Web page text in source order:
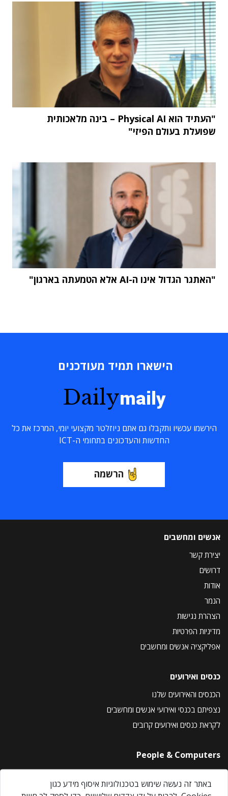
"העתיד הוא Physical AI – בינה מלאכותית
שפועלת בעולם הפיזי"
"האתגר הגדול אינו ה-AI אלא הטמעתה בארגון"
הישארו תמיד מעודכנים
Dailymaily
הירשמו עכשיו ותקבלו גם אתם ניוזלטר מקצועי יומי, המרכז את כל
החדשות והעדכונים בתחומי ה-ICT
הרשמה
אנשים ומחשבים
יצירת קשר
דרושים
אודות
הנמר
הצהרת נגישות
מדיניות הפרטיות
אפליקציה אנשים ומחשבים
כנסים ואירועים
הכנסים והאירועים שלנו
נצפיתם בכנסי ואירועי אנשים ומחשבים
לקראת כנסים ואירועים קרובים
People & Computers
About Us
Privacy Policy
באתר זה נעשה שימוש בטכנולוגיות איסוף מידע כגון